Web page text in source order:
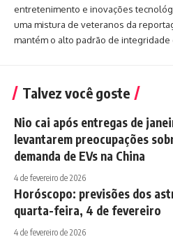
entretenimento e inovações
uma mistura de veteranos da
mantém o alto padrão de integridade
Talvez você goste
Nio cai após entregas de
levantarem preocupações
demanda de EVs na China
4 de fevereiro de 2026
Horóscopo: previsões dos
quarta-feira, 4 de fevereiro
4 de fevereiro de 2026